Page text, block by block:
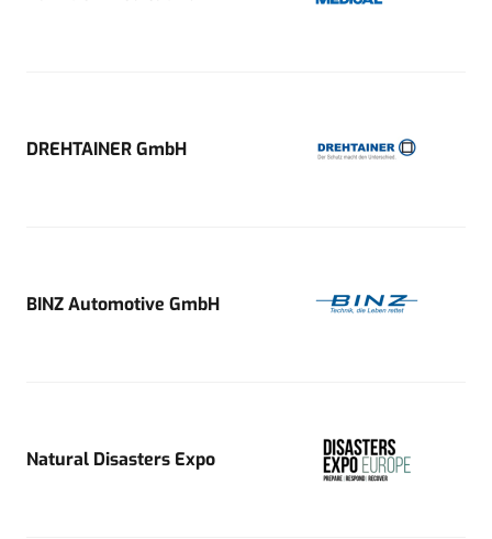
DREHTAINER GmbH
BINZ Automotive GmbH
Natural Disasters Expo